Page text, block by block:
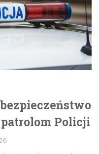
Policji